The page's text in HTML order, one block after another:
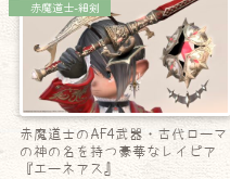
赤魔道士-細剣
赤魔道士のAF4武器・古代ローマ
の神の名を持つ豪華なレイピア
『エーネアス』